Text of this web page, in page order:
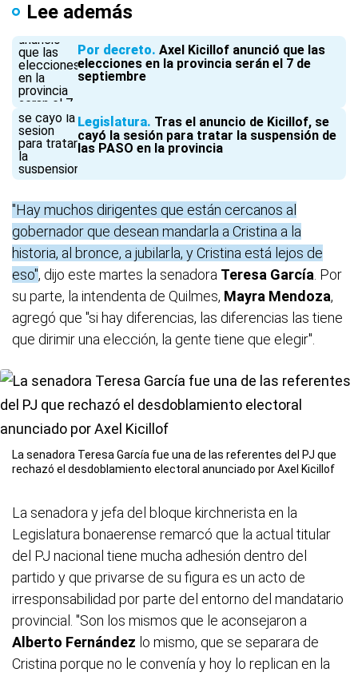
Lee además
Por decreto Axel Kicillof anunció que las
elecciones en la provincia serán el 7 de
septiembre
Legislatura Tras el anuncio de Kicillof, se
cayó la sesión para tratar la suspensión de
las PASO en la provincia
"Hay muchos dirigentes que están cercanos al
gobernador que desean mandarla a Cristina a la
historia, al bronce, a jubilarla, y Cristina está lejos de
eso", dijo este martes la senadora Teresa García . Por
su parte, la intendenta de Quilmes, Mayra Mendoza,
agregó que "si hay diferencias, las diferencias las tiene
que dirimir una elección, la gente tiene que elegir".
La senadora Teresa García fue una de las referentes del PJ que
rechazó el desdoblamiento electoral anunciado por Axel Kicillof
La senadora y jefa del bloque kirchnerista en la
Legislatura bonaerense remarcó que la actual titular
del PJ nacional tiene mucha adhesión dentro del
partido y que privarse de su figura es un acto de
irresponsabilidad por parte del entorno del mandatario
provincial. "Son los mismos que le aconsejaron a
Alberto Fernández lo mismo, que se separara de
Cristina porque no le convenía y hoy lo replican en la